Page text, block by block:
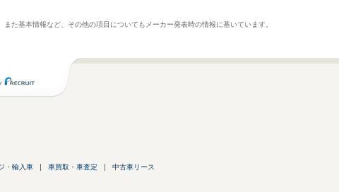
た基本情報など、その他の項目についてもメーカー発表時の情報に基いています。
・輸入車 車買取・車査定 中古車リース